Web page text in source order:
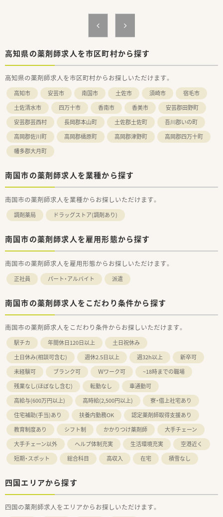
高知県の薬剤師求人を市区町村から探す
高知県の薬剤師求人を市区町村からお探しいただけます。
高知市 安芸市 南国市 土佐市 須崎市
宿毛市
土佐清水市
四万十市 香南市 香美市
安芸郡田野町
安芸郡芸西村
長岡郡本山町 土佐郡土佐町
吾川郡いの町
高岡郡佐川町
高岡郡檮原町 高岡郡津野町
高岡郡四万十町
幡多郡大月町
南国市の薬剤師求人を業種から探す
南国市の薬剤師求人を業種からお探しいただけます。
調剤薬局 ドラッグストア(調剤あり)
南国市の薬剤師求人を雇用形態から探す
南国市の薬剤師求人を雇用形態からお探しいただけます。
正社員 パート・アルバイト 派遣
南国市の薬剤師求人をこだわり条件から探す
南国市の薬剤師求人をこだわり条件からお探しいただけます。
駅チカ 年間休日120日以上
土日祝休み
土日休み(相談可含む)
週休2.5日以上 週32h以上
新卒可
未経験可
ブランク可 Ｗワーク可
~18時までの職場
残業なし(ほぼなし含む)
転勤なし
車通勤可
高給与(600万円以上)
高時給(2,500円以上)
寮・借上社宅あり
住宅補助(手当)あり
扶養内勤務OK
認定薬剤師取得支援あり
教育制度あり
シフト制 かかりつけ薬剤師
大手チェーン
大手チェーン以外
ヘルプ体制充実 生活環境充実
空港近く
短期・スポット
総合科目 高収入 在宅 積雪なし
四国エリアから探す
四国の薬剤師求人をエリアからお探しいただけます。